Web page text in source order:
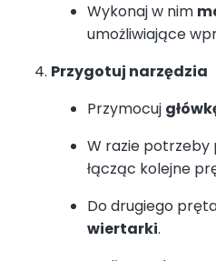
Wykonaj w nim
umożliwiające
Przygotuj narzędzia
Przymocuj
W razie potrzeby
łącząc kolejne
Do drugiego
wiertarki.